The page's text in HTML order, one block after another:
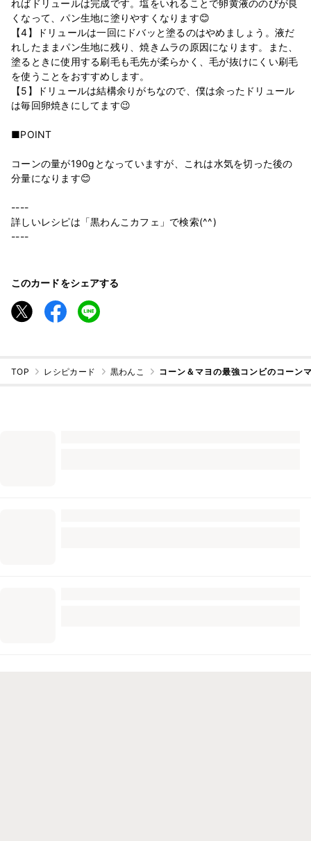
ればドリュールは完成です。塩をいれることで卵黄液ののびが良
くなって、パン生地に塗りやすくなります😊
【4】ドリュールは一回にドバッと塗るのはやめましょう。液だ
れしたままパン生地に残り、焼きムラの原因になります。また、
塗るときに使用する刷毛も毛先が柔らかく、毛が抜けにくい刷毛
を使うことをおすすめします。
【5】ドリュールは結構余りがちなので、僕は余ったドリュール
は毎回卵焼きにしてます😉
■POINT
コーンの量が190gとなっていますが、これは水気を切った後の
分量になります😊
----
詳しいレシピは「黒わんこカフェ」で検索(^^)
----
このカードをシェアする
TOP レシピカード 黒わんこ コーン＆マヨの最強コンビのコーン